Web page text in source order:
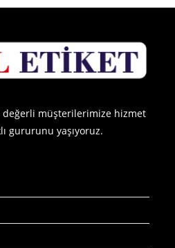
değerli müşterilerimize hizmet
gururunu yaşıyoruz.